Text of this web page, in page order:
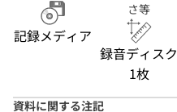
記録メディア
さ等
録音ディスク
1枚
資料に関する注記